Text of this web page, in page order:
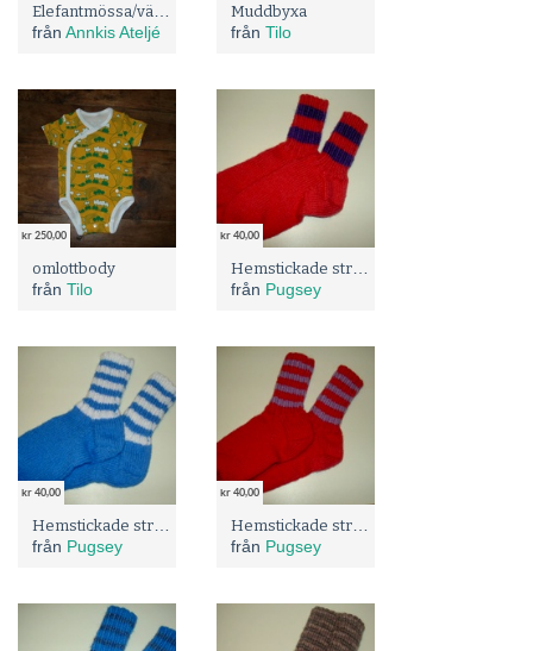
från Annkis Ateljé
Muddbyxa
från Tilo
kr 250,00
omlottbody
från Tilo
kr 40,00
från Pugsey
kr 40,00
från Pugsey
kr 40,00
från Pugsey